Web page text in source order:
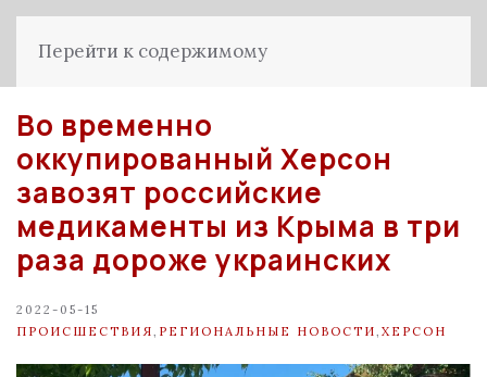
Перейти к содержимому
Во временно
оккупированный Херсон
завозят российские
медикаменты из Крыма в три
раза дороже украинских
2022-05-15
ПРОИСШЕСТВИЯ РЕГИОНАЛЬНЫЕ НОВОСТИ ХЕРСОН